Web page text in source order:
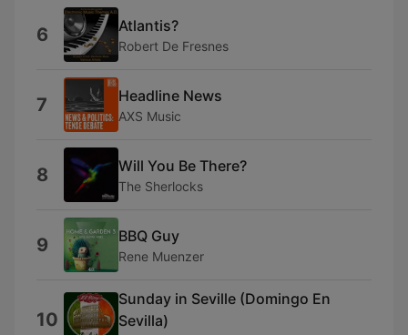
6 Atlantis?
Robert De Fresnes
7 Headline News
AXS Music
8 Will You Be There?
The Sherlocks
9 BBQ Guy
Rene Muenzer
10
Sunday in Seville (Domingo En
Sevilla)